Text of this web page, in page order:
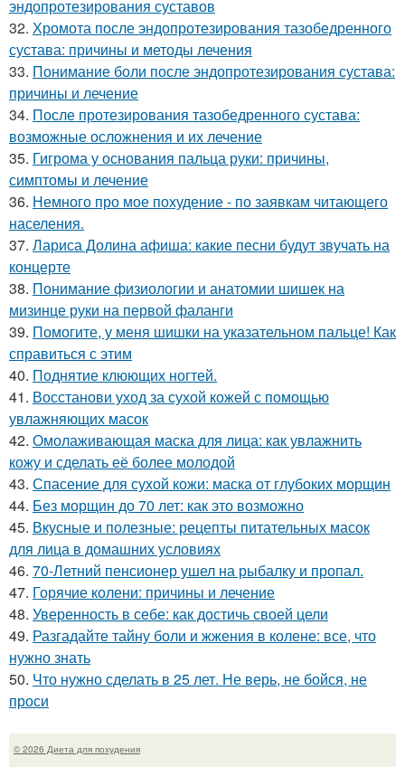
эндопротезирования суставов
32. Хромота после эндопротезирования тазобедренного
сустава: причины и методы лечения
33. Понимание боли после эндопротезирования сустава:
причины и лечение
34. После протезирования тазобедренного сустава:
возможные осложнения и их лечение
35. Гигрома у основания пальца руки: причины,
симптомы и лечение
36. Немного про мое похудение - по заявкам читающего
населения.
37. Лариса Долина афиша: какие песни будут звучать на
концерте
38. Понимание физиологии и анатомии шишек на
мизинце руки на первой фаланги
39. Помогите, у меня шишки на указательном пальце! Как
справиться с этим
40. Поднятие клюющих ногтей.
41. Восстанови уход за сухой кожей с помощью
увлажняющих масок
42. Омолаживающая маска для лица: как увлажнить
кожу и сделать её более молодой
43. Спасение для сухой кожи: маска от глубоких морщин
44. Без морщин до 70 лет: как это возможно
45. Вкусные и полезные: рецепты питательных масок
для лица в домашних условиях
46. 70-Летний пенсионер ушел на рыбалку и пропал.
47. Горячие колени: причины и лечение
48. Уверенность в себе: как достичь своей цели
49. Разгадайте тайну боли и жжения в колене: все, что
нужно знать
50. Что нужно сделать в 25 лет. Не верь, не бойся, не
проси
© 2026 Диета для похудения